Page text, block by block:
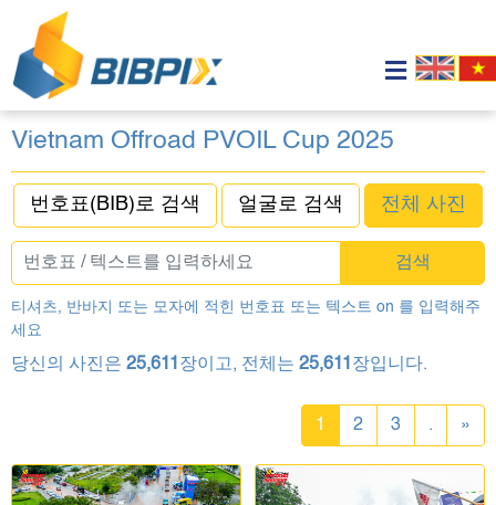
Vietnam Offroad PVOIL Cup 2025
번호표(BIB)로 검색 얼굴로 검색 전체 사진
검색
티셔츠, 반바지 또는 모자에 적힌 번호표 또는 텍스트 on 를 입력해주
세요
당신의 사진은 25,611 장이고, 전체는 25,611 장입니다.
1 2 3 . »